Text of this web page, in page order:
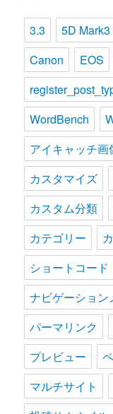
3.3 5D Mark3
Canon
EOS
WordBench
アイキャッチ画
カスタマイズ
カスタム分類
カテゴリー
ショートコード
ナビゲーション
パーマリンク
プレビュー
マルチサイト